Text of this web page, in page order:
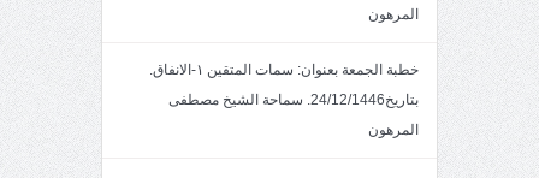
المرهون
خطبة الجمعة بعنوان: سمات المتقين ١-الانفاق.
بتاريخ24/12/1446. سماحة الشيخ مصطفى
المرهون